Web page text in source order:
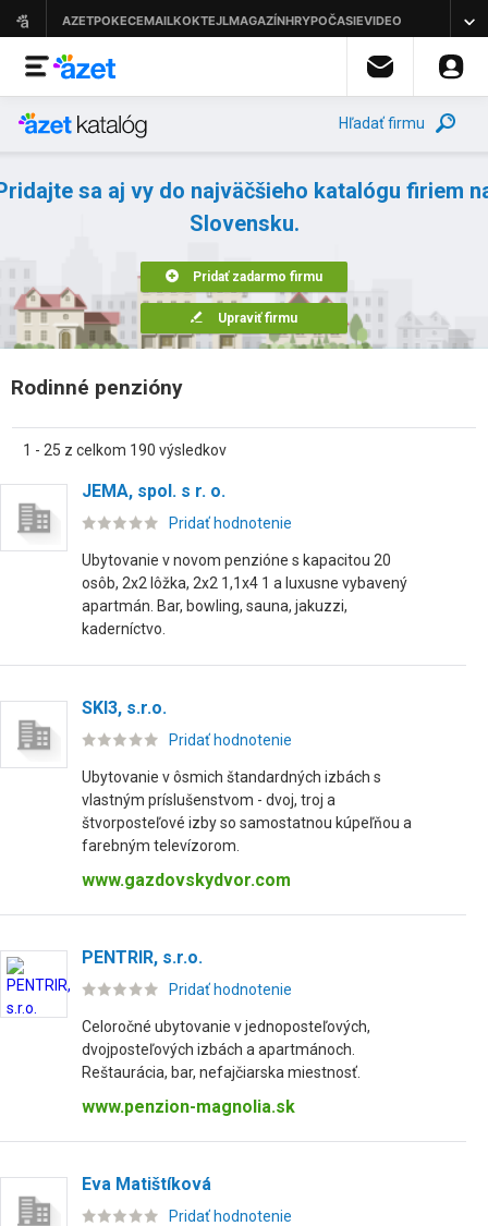
Hľadať firmu
sa aj vy do najväčšieho katalógu firiem
Slovensku.
Pridať zadarmo firmu
Upraviť firmu
Rodinné penzióny
1 - 25 z celkom 190 výsledkov
JEMA, spol. s r. o.
Pridať hodnotenie
Ubytovanie v novom penzióne s kapacitou 20
osôb, 2x2 lôžka, 2x2 1,1x4 1 a luxusne vybavený
apartmán. Bar, bowling, sauna, jakuzzi,
kaderníctvo.
SKI3, s.r.o.
Pridať hodnotenie
Ubytovanie v ôsmich štandardných izbách s
vlastným príslušenstvom - dvoj, troj a
štvorposteľové izby so samostatnou kúpeľňou a
farebným televízorom.
www.gazdovskydvor.com
PENTRIR, s.r.o.
Pridať hodnotenie
Celoročné ubytovanie v jednoposteľových,
dvojposteľových izbách a apartmánoch.
Reštaurácia, bar, nefajčiarska miestnosť.
www.penzion-magnolia.sk
Eva Matištíková
Pridať hodnotenie